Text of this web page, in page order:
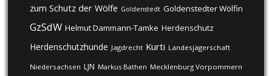
zum Schutz der Wölfe Goldenstedt Goldenstedter Wölfin
GzSdW Helmut Dammann-Tamke Herdenschutz
Herdenschutzhunde Jagdrecht Kurti Landesjägerschaft
Niedersachsen LJN Markus Bathen Mecklenburg Vorpommern